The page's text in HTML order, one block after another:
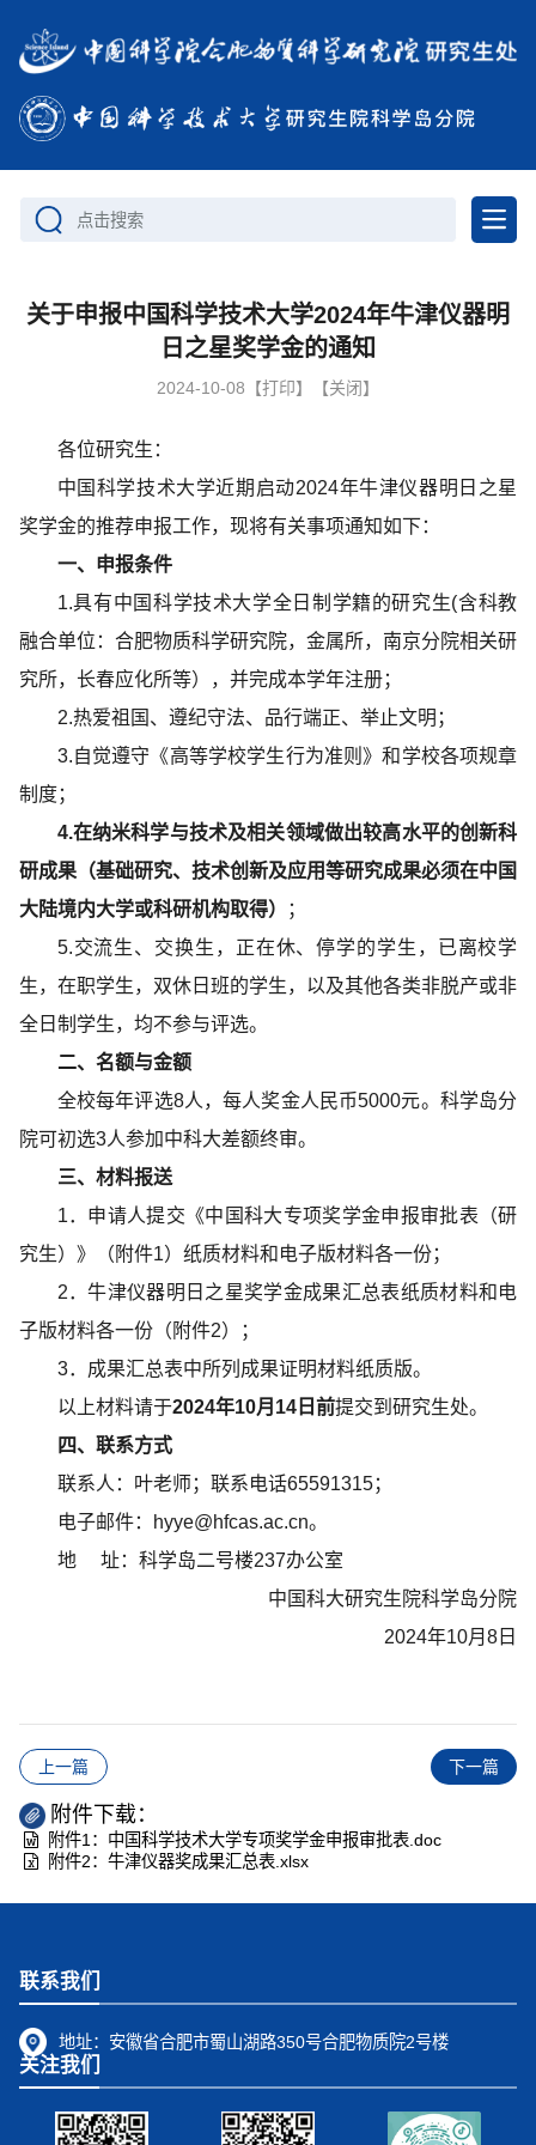
点击搜索
关于申报中国科学技术大学2024年牛津仪器明
日之星奖学金的通知
2024-10-08 【打印】 【关闭】
各位研究生：
中国科学技术大学近期启动2024年牛津仪器明日之星
奖学金的推荐申报工作，现将有关事项通知如下：
一、申报条件
1.具有中国科学技术大学全日制学籍的研究生(含科教
融合单位：合肥物质科学研究院，金属所，南京分院相关研
究所，长春应化所等），并完成本学年注册；
2.热爱祖国、遵纪守法、品行端正、举止文明；
3.自觉遵守《高等学校学生行为准则》和学校各项规章
制度；
4.在纳米科学与技术及相关领域做出较高水平的创新科
研成果（基础研究、技术创新及应用等研究成果必须在中国
大陆境内大学或科研机构取得）
；
5.交流生、交换生，正在休、停学的学生，已离校学
生，在职学生，双休日班的学生，以及其他各类非脱产或非
全日制学生，均不参与评选。
二、名额与金额
全校每年评选8人，每人奖金人民币5000元。科学岛分
院可初选3人参加中科大差额终审。
三、材料报送
1．申请人提交《中国科大专项奖学金申报审批表（研
究生）》（附件1）纸质材料和电子版材料各一份；
2．牛津仪器明日之星奖学金成果汇总表纸质材料和电
子版材料各一份（附件2）；
3．成果汇总表中所列成果证明材料纸质版。
以上材料请于2024年10月14日前提交到研究生处。
四、联系方式
联系人：叶老师；联系电话65591315；
电子邮件：hyye@hfcas.ac.cn。
地 址：科学岛二号楼237办公室
中国科大研究生院科学岛分院
2024年10月8日
上一篇 下一篇
附件下载：
附件1：中国科学技术大学专项奖学金申报审批表.doc
附件2：牛津仪器奖成果汇总表.xlsx
联系我们
地址： 安徽省合肥市蜀山湖路350号合肥物质院2号楼
关注我们